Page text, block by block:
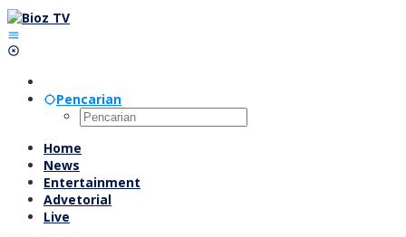
Lewati
ke
konten
Pencarian
Home
News
Entertainment
Advetorial
Live